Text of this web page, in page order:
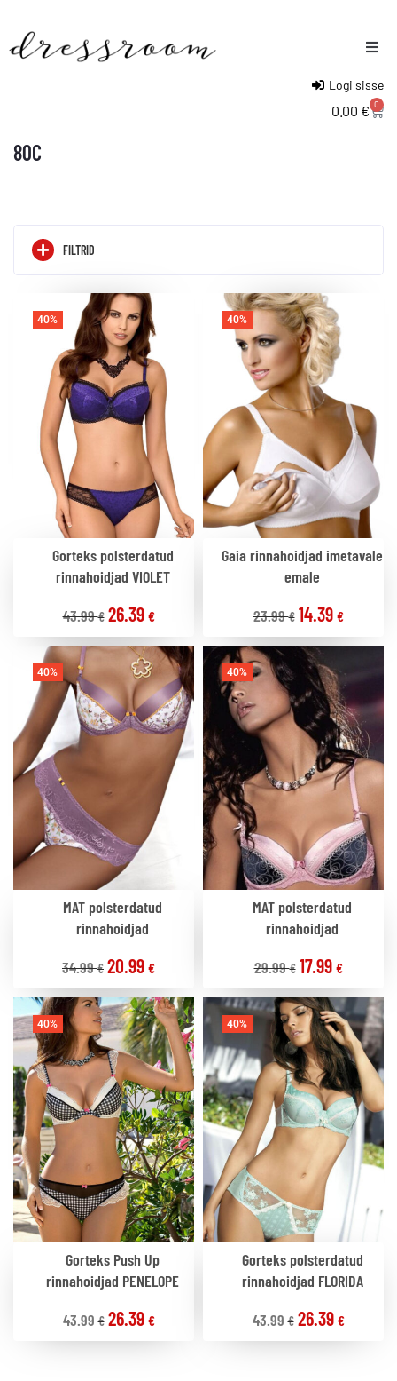
Logi sisse
0.00 € 0
80C
FILTRID
40%
Gorteks polsterdatud
rinnahoidjad VIOLET
43.99€ 26.39 €
40%
Gaia rinnahoidjad imetavale
emale
23.99€ 14.39 €
40%
MAT polsterdatud
rinnahoidjad
34.99€ 20.99 €
40%
MAT polsterdatud
rinnahoidjad
29.99€ 17.99 €
40%
Gorteks Push Up
rinnahoidjad PENELOPE
43.99€ 26.39 €
40%
Gorteks polsterdatud
rinnahoidjad FLORIDA
43.99€ 26.39 €